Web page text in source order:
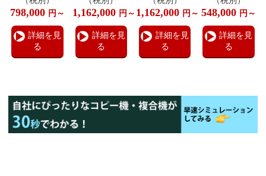
798,000 円～
詳細を見
る
1,162,000 円～
詳細を見
る
1,162,000 円～
詳細を見
る
548,000 円～
詳細を見
る